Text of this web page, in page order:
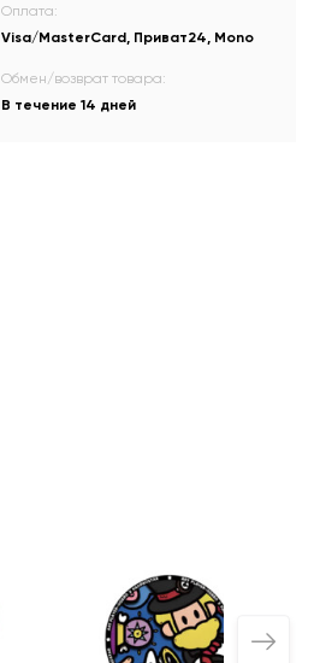
Оплата:
Visa/MasterCard, Приват24, Mono
Обмен/возврат товара:
В течение 14 дней